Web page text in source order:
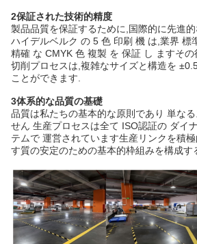
2保証された技術的精度
製品品質を保証するために,国際的に先進
ハイデルベルク の 5 色 印刷 機 は,業界 標
精確 な CMYK 色 複製 を 保証 し ますそ
切削プロセスは,複雑なサイズと構造を
ことができます.
3体系的な品質の基礎
品質は私たちの基本的な原則であり 単な
せん 生産プロセスは全て ISO認証の ダイ
テムで 運営されています生産リンクを積
す質の安定のための基本的枠組みを構成す